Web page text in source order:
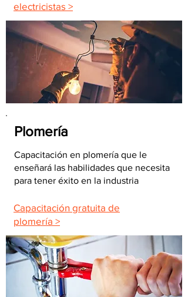
electricistas >
Plomería
Capacitación en plomería que le
enseñará las habilidades que necesita
para tener éxito en la industria
Capacitación gratuita de
plomería >